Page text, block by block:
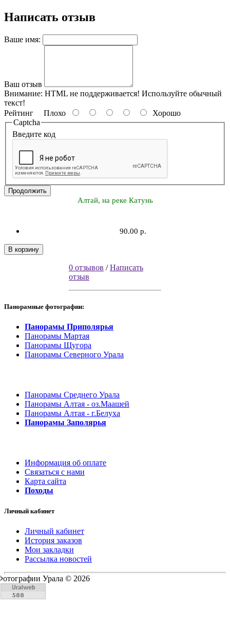
Написать отзыв
Ваше имя:
Ваш отзыв
Внимание: HTML не поддерживается! Используйте обычный
текст!
Рейтинг Плохо
Хорошо
Captcha
Введите код
Продолжить
Алтай, на реке Катунь
90.00 р.
В корзину
0 отзывов /Написать
отзыв
Панорамные фотографии:
Панорамы Приполярья
Панорамы Мартая
Панорамы Щугора
Панорамы Северного Урала
Панорамы Среднего Урала
Панорамы Алтая - оз.Маашей
Панорамы Алтая - г.Белуха
Панорамы Заполярья
Информация об оплате
Связаться с нами
Карта сайта
Походы
Личный кабинет
Личный кабинет
История заказов
Мои закладки
Рассылка новостей
Урала © 2026